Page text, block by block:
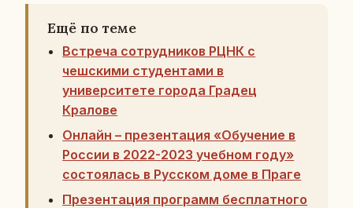
Ещё по теме
Встреча сотрудников РЦНК с
чешскими студентами в
университете города Градец
Кралове
Онлайн – презентация «Обучение в
России в 2022-2023 учебном году»
состоялась в Русском доме в Праге
Презентация программ бесплатного